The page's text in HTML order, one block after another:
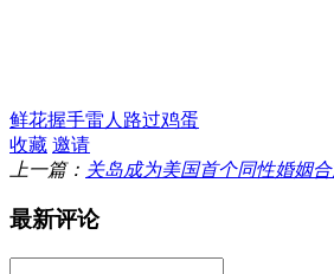
鲜花握手雷人 路过鸡蛋
收藏 邀请
上一篇： 关岛成为美国首个同性婚姻
最新评论